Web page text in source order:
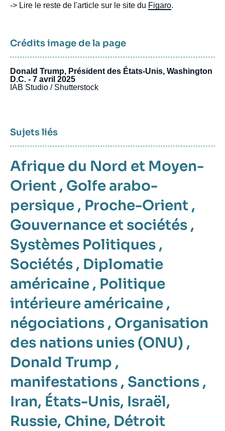
-> Lire le reste de l'article sur le site du Figaro.
Crédits image de la page
Donald Trump, Président des États-Unis, Washington
D.C. - 7 avril 2025
IAB Studio / Shutterstock
Sujets liés
Afrique du Nord et Moyen-
Orient , Golfe arabo-
persique , Proche-Orient ,
Gouvernance et sociétés ,
Systèmes Politiques ,
Sociétés , Diplomatie
américaine , Politique
intérieure américaine ,
négociations , Organisation
des nations unies (ONU) ,
Donald Trump ,
manifestations , Sanctions ,
Iran, États-Unis, Israël,
Russie, Chine, Détroit